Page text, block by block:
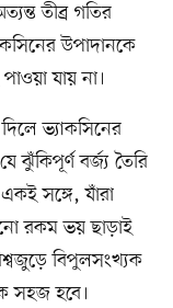
তীব্র গতির
উপাদানকে
যায় না।
ভ্যাকসিনের
বর্জ্য তৈরি
সঙ্গে, যাঁরা
রকম ভয় ছাড়াই
বিপুলসংখ্যক
সহজ হবে।